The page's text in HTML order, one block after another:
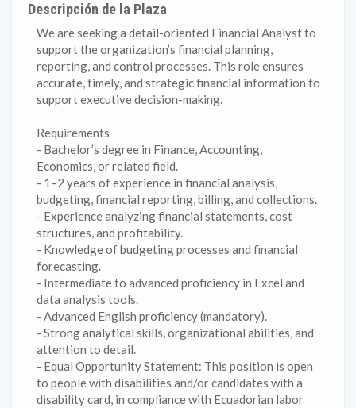
Descripción de la Plaza
We are seeking a detail-oriented Financial Analyst to
support the organization’s financial planning,
reporting, and control processes. This role ensures
accurate, timely, and strategic financial information to
support executive decision-making.
Requirements
- Bachelor’s degree in Finance, Accounting,
Economics, or related field.
- 1–2 years of experience in financial analysis,
budgeting, financial reporting, billing, and collections.
- Experience analyzing financial statements, cost
structures, and profitability.
- Knowledge of budgeting processes and financial
forecasting.
- Intermediate to advanced proficiency in Excel and
data analysis tools.
- Advanced English proficiency (mandatory).
- Strong analytical skills, organizational abilities, and
attention to detail.
- Equal Opportunity Statement: This position is open
to people with disabilities and/or candidates with a
disability card, in compliance with Ecuadorian labor